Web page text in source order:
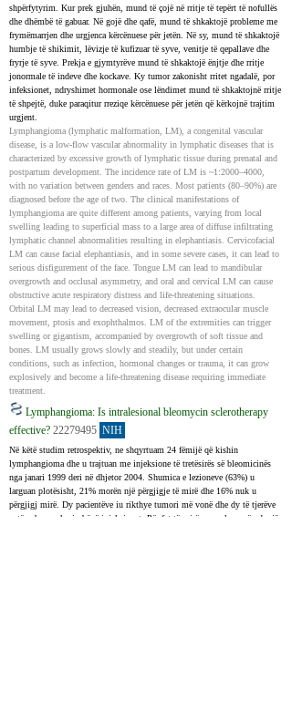
shpërfytyrim. Kur prek gjuhën, mund të çojë në rritje të tepërt të nofullës
dhe dhëmbë të gabuar. Në gojë dhe qafë, mund të shkaktojë probleme me
frymëmarrjen dhe urgjenca kërcënuese për jetën. Në sy, mund të shkaktojë
humbje të shikimit, lëvizje të kufizuar të syve, venitje të qepallave dhe
fryrje të syve. Prekja e gjymtyrëve mund të shkaktojë ënjtje dhe rritje
jonormale të indeve dhe kockave. Ky tumor zakonisht rritet ngadalë, por
infeksionet, ndryshimet hormonale ose lëndimet mund të shkaktojnë rritje
të shpejtë, duke paraqitur rreziqe kërcënuese për jetën që kërkojnë trajtim
urgjent.
Lymphangioma (lymphatic malformation, LM), a congenital vascular
disease, is a low-flow vascular abnormality in lymphatic diseases that is
characterized by excessive growth of lymphatic tissue during prenatal and
postpartum development. The incidence rate of LM is ~1:2000–4000,
with no variation between genders and races. Most patients (80–90%) are
diagnosed before the age of two. The clinical manifestations of
lymphangioma are quite different among patients, varying from local
swelling leading to superficial mass to a large area of diffuse infiltrating
lymphatic channel abnormalities resulting in elephantiasis. Cervicofacial
LM can cause facial elephantiasis, and in some severe cases, it can lead to
serious disfigurement of the face. Tongue LM can lead to mandibular
overgrowth and occlusal asymmetry, and oral and cervical LM can cause
obstructive acute respiratory distress and life-threatening situations.
Orbital LM may lead to decreased vision, decreased extraocular muscle
movement, ptosis and exophthalmos. LM of the extremities can trigger
swelling or gigantism, accompanied by overgrowth of soft tissue and
bones. LM usually grows slowly and steadily, but under certain
conditions, such as infection, hormonal changes or trauma, it can grow
explosively and become a life-threatening disease requiring immediate
treatment.
Lymphangioma: Is intralesional bleomycin sclerotherapy
effective? 22279495 NIH
Në këtë studim retrospektiv, ne shqyrtuam 24 fëmijë që kishin
lymphangioma dhe u trajtuan me injeksione të tretësirës së bleomicinës
nga janari 1999 deri në dhjetor 2004. Shumica e lezioneve (63%) u
larguan plotësisht, 21% morën një përgjigje të mirë dhe 16% nuk u
përgjigj mirë. Dy pacientëve iu rikthye tumori më vonë dhe dy të tjerëve
patën abscese ku iu bënë injeksionet. Për fat të mirë, ne nuk pamë ndonjë